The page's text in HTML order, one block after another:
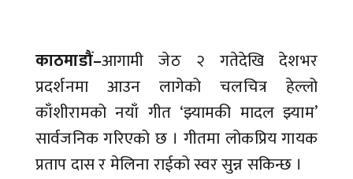
काठमाडौं–आगामी जेठ २ गतेदेखि देशभर
प्रदर्शनमा आउन लागेको चलचित्र हेल्लो
काँशीरामको नयाँ गीत ‘झ्यामकी मादल झ्याम’
सार्वजनिक गरिएको छ । गीतमा लोकप्रिय गायक
प्रताप दास र मेलिना राईको स्वर सुन्न सकिन्छ ।